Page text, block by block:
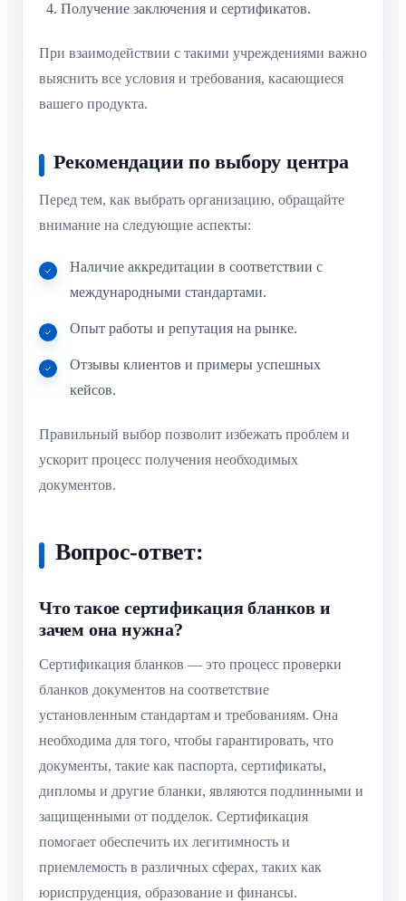
Получение заключения и сертификатов.
При взаимодействии с такими учреждениями важно
выяснить все условия и требования, касающиеся
вашего продукта.
Рекомендации по выбору центра
Перед тем, как выбрать организацию, обращайте
внимание на следующие аспекты:
Наличие аккредитации в соответствии с
международными стандартами.
Опыт работы и репутация на рынке.
Отзывы клиентов и примеры успешных
кейсов.
Правильный выбор позволит избежать проблем и
ускорит процесс получения необходимых
документов.
Вопрос-ответ:
Что такое сертификация бланков и
зачем она нужна?
Сертификация бланков — это процесс проверки
бланков документов на соответствие
установленным стандартам и требованиям. Она
необходима для того, чтобы гарантировать, что
документы, такие как паспорта, сертификаты,
дипломы и другие бланки, являются подлинными и
защищенными от подделок. Сертификация
помогает обеспечить их легитимность и
приемлемость в различных сферах, таких как
юриспруденция, образование и финансы.